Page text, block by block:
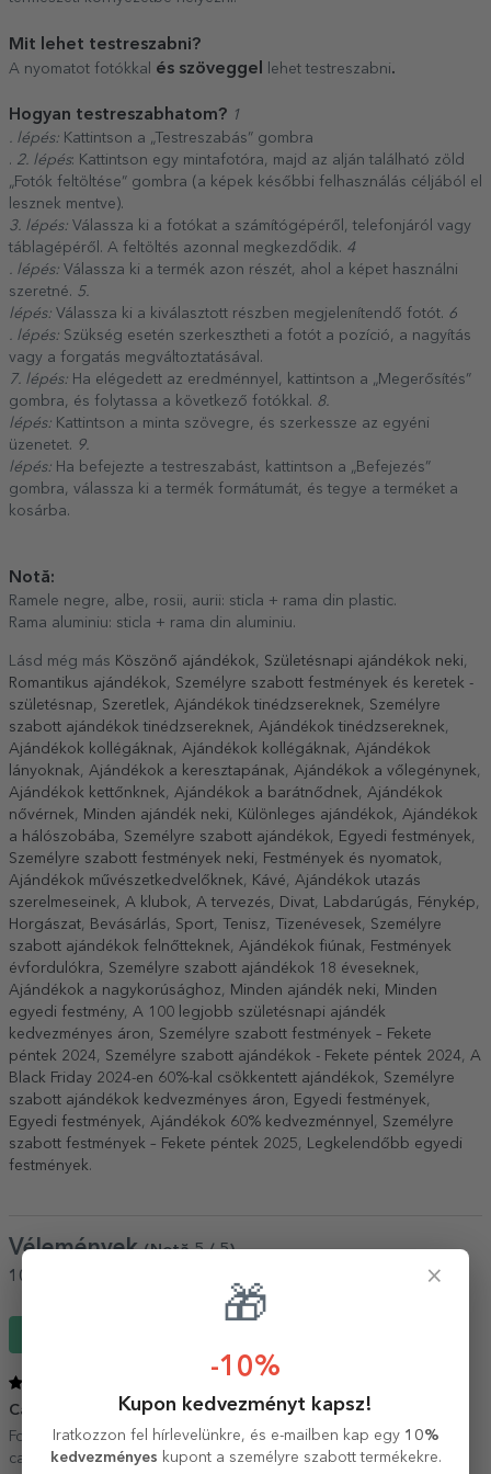
Mit lehet testreszabni?
A nyomatot fotókkal és szöveggel lehet testreszabni.
Hogyan testreszabhatom? 1
. lépés: Kattintson a „Testreszabás” gombra
. 2. lépés: Kattintson egy mintafotóra, majd az alján található zöld
„Fotók feltöltése” gombra (a képek későbbi felhasználás céljából el
lesznek mentve).
3. lépés: Válassza ki a fotókat a számítógépéről, telefonjáról vagy
táblagépéről. A feltöltés azonnal megkezdődik. 4
. lépés: Válassza ki a termék azon részét, ahol a képet használni
szeretné. 5.
lépés: Válassza ki a kiválasztott részben megjelenítendő fotót. 6
. lépés: Szükség esetén szerkesztheti a fotót a pozíció, a nagyítás
vagy a forgatás megváltoztatásával.
7. lépés: Ha elégedett az eredménnyel, kattintson a „Megerősítés”
gombra, és folytassa a következő fotókkal. 8.
lépés: Kattintson a minta szövegre, és szerkessze az egyéni
üzenetet. 9.
lépés: Ha befejezte a testreszabást, kattintson a „Befejezés”
gombra, válassza ki a termék formátumát, és tegye a terméket a
kosárba.
Notă:
Ramele negre, albe, rosii, aurii: sticla + rama din plastic.
Rama aluminiu: sticla + rama din aluminiu.
Lásd még más Köszönő ajándékok Születésnapi ajándékok neki
Romantikus ajándékok
Személyre szabott festmények és keretek -
születésnap
Szeretlek Ajándékok tinédzsereknek
Személyre
szabott ajándékok tinédzsereknek
Ajándékok tinédzsereknek
Ajándékok kollégáknak
Ajándékok kollégáknak
Ajándékok
lányoknak
Ajándékok a keresztapának Ajándékok a vőlegénynek
Ajándékok kettőnknek
Ajándékok a barátnődnek
Ajándékok
nővérnek
Minden ajándék neki Különleges ajándékok
Ajándékok
a hálószobába
Személyre szabott ajándékok Egyedi festmények
Személyre szabott festmények neki
Festmények és nyomatok
Ajándékok művészetkedvelőknek
Kávé
Ajándékok utazás
szerelmeseinek
A klubok A tervezés Divat Labdarúgás Fénykép
Horgászat
Bevásárlás Sport Tenisz Tizenévesek
Személyre
szabott ajándékok felnőtteknek
Ajándékok fiúnak
Festmények
évfordulókra
Személyre szabott ajándékok 18 éveseknek
Ajándékok a nagykorúsághoz
Minden ajándék neki
Minden
egyedi festmény, A 100 legjobb születésnapi ajándék
kedvezményes áron
Személyre szabott festmények – Fekete
péntek 2024
Személyre szabott ajándékok - Fekete péntek 2024
A
Black Friday 2024-en 60%-kal csökkentett ajándékok
Személyre
szabott ajándékok kedvezményes áron
Egyedi festmények
Egyedi festmények
Ajándékok 60% kedvezménnyel
Személyre
szabott festmények – Fekete péntek 2025
Legkelendőbb egyedi
festmények.
Vélemények(Notă5/ 5)
100%
Cadouri deosebite pentru toate buzunarele 25 Január 2026
Foarte mulțumiți de fiecare dată! Mulțumim pentru cozonacul
cadou! Un gest drăguț care ne-a surprins plăcut!
×
🎁
-10%
Kupon kedvezményt kapsz!
Iratkozzon fel hírlevelünkre, és e-mailben kap egy 10%
kedvezményes kupont a személyre szabott termékekre.